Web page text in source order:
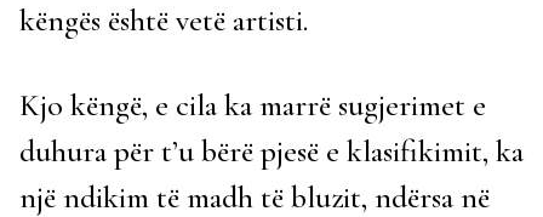
këngës është vetë artisti.
Kjo këngë, e cila ka marrë sugjerimet e
duhura për t’u bërë pjesë e klasifikimit, ka
një ndikim të madh të bluzit, ndërsa në